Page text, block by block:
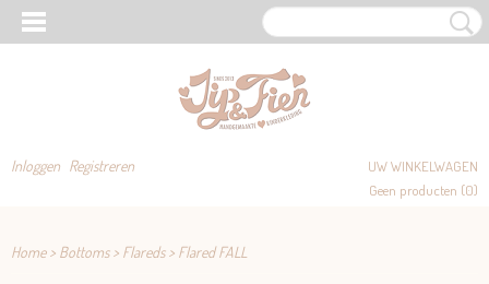
Inloggen Registreren
UW WINKELWAGEN
Geen producten (0)
Home> Bottoms> Flareds> Flared FALL